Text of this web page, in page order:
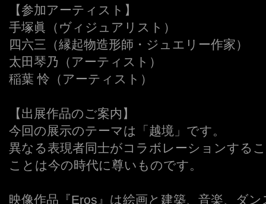
【参加アーティスト】
手塚眞（ヴィジュアリスト）
四六三（縁起物造形師・ジュエリー作家）
太田琴乃（アーティスト）
稲葉 怜（アーティスト）
【出展作品のご案内】
今回の展示のテーマは「越境」です。
異なる表現者同士がコラボレーションする
ことは今の時代に尊いものです。
映像作品『Eros』は絵画と建築、音楽、ダ